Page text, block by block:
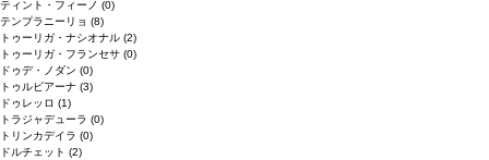
ティント・フィーノ (0)
テンプラニーリョ (8)
トゥーリガ・ナシオナル (2)
トゥーリガ・フランセサ (0)
ドゥデ・ノダン (0)
トゥルビアーナ (3)
ドゥレッロ (1)
トラジャデューラ (0)
トリンカデイラ (0)
ドルチェット (2)